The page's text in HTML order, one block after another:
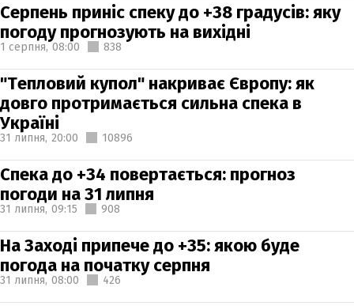
Серпень приніс спеку до +38 градусів: яку
погоду прогнозують на вихідні
1 серпня, 08:00 838
"Тепловий купол" накриває Європу: як
довго протримається сильна спека в
Україні
31 липня, 20:00 10896
Спека до +34 повертається: прогноз
погоди на 31 липня
31 липня, 09:15 908
На Заході припече до +35: якою буде
погода на початку серпня
31 липня, 08:00 426